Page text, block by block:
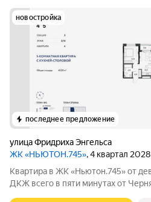
новостройка
последнее предложение
улица Фридриха Энгельса
ЖК «НЬЮТОН.745», 4 квартал 2028
Квартира в ЖК «Ньютон.745» от
ДКЖ всего в пяти минутах от Черняевского леса. Отличный